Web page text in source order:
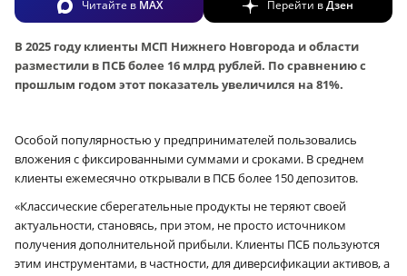
Читайте в MAX Перейти вДзен
В 2025 году клиенты МСП Нижнего Новгорода и области
разместили в ПСБ более 16 млрд рублей. По сравнению с
прошлым годом этот показатель увеличился на 81%.
Особой популярностью у предпринимателей пользовались
вложения с фиксированными суммами и сроками. В среднем
клиенты ежемесячно открывали в ПСБ более 150 депозитов.
«Классические сберегательные продукты не теряют своей
актуальности, становясь, при этом, не просто источником
получения дополнительной прибыли. Клиенты ПСБ пользуются
этим инструментами, в частности, для диверсификации активов, а